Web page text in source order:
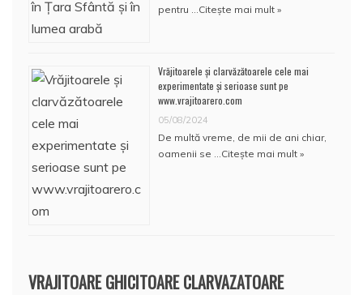
pentru … Citește mai mult »
Vrăjitoarele și clarvăzătoarele cele mai
experimentate și serioase sunt pe
www.vrajitoarero.com
05/08/2024
De multă vreme, de mii de ani chiar,
oamenii se … Citește mai mult »
VRAJITOARE GHICITOARE CLARVAZATOARE